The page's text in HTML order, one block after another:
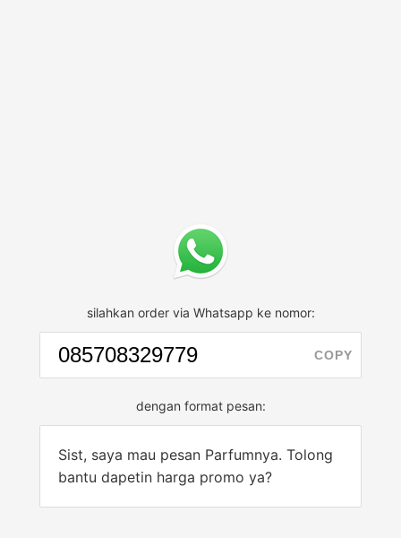
silahkan order via Whatsapp ke nomor:
COPY
dengan format pesan:
Sist, saya mau pesan Parfumnya. Tolong
bantu dapetin harga promo ya?